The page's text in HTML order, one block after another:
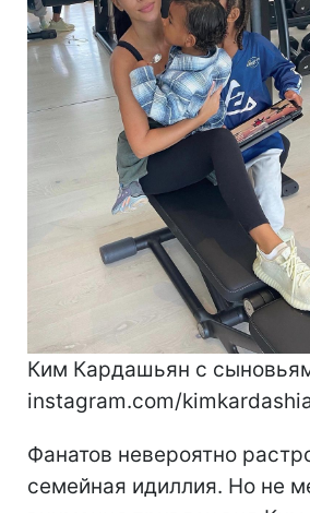
Ким Кардашьян с
instagram.com/
Фанатов невероятно
семейная идиллия. Но не